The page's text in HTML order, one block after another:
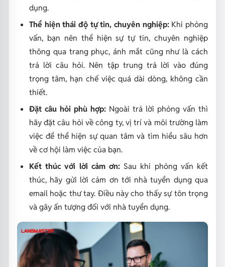
dụng.
Thể hiện thái độ tự tin, chuyên nghiệp:Khi phỏng
vấn, bạn nên thể hiện sự tự tin, chuyên nghiệp
thông qua trang phục, ánh mắt cũng như là cách
trả lời câu hỏi. Nên tập trung trả lời vào đúng
trọng tâm, hạn chế việc quá dài dòng, không cần
thiết.
Đặt câu hỏi phù hợp: Ngoài trả lời phỏng vấn thì
hãy đặt câu hỏi về công ty, vị trí và môi trường làm
việc để thể hiện sự quan tâm và tìm hiểu sâu hơn
về cơ hội làm việc của bạn.
Kết thúc với lời cảm ơn: Sau khi phỏng vấn kết
thúc, hãy gửi lời cảm ơn tới nhà tuyển dụng qua
email hoặc thư tay. Điều này cho thấy sự tôn trọng
và gây ấn tượng đối với nhà tuyển dụng.